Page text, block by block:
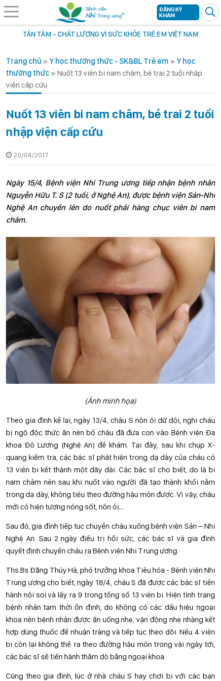
TẬN TÂM - CHẤT LƯỢNG VÌ SỨC KHỎE TRẺ EM VIỆT NAM
ĐĂNG KÝ
KHÁM
Trang chủ » Y học thường thức - SK&BL Trẻ em » Y học
thường thức » Nuốt 13 viên bi nam châm, bé trai 2 tuổi nhập
viện cấp cứu
Nuốt 13 viên bi nam châm, bé trai 2 tuổi
nhập viện cấp cứu
20/04/2017
Ngày 15/4, Bệnh viện Nhi Trung ương tiếp nhận bệnh nhân
Nguyễn Hữu T. S (2 tuổi, ở Nghệ An), được bệnh viện Sản-Nhi
Nghệ An chuyển lên do nuốt phải hàng chục viên bi nam
châm.
(Ảnh minh họa)
Theo gia đình kể lại, ngày 13/4, cháu S nôn ói dữ dội, nghi cháu
bị ngộ độc thức ăn nên bố cháu đã đưa con vào Bệnh viện Đa
khoa Đô Lương (Nghệ An) để khám. Tại đây, sau khi chụp X-
quang kiểm tra, các bác sĩ phát hiện trong dạ dày của cháu có
13 viên bi kết thành một dãy dài. Các bác sĩ cho biết, do là bi
nam châm nên sau khi nuốt vào người đã tạo thành khối nằm
trong dạ dày, không tiêu theo đường hậu môn được. Vì vậy, cháu
mới có hiện tượng nóng sốt, nôn ói…
Sau đó, gia đình tiếp tục chuyển cháu xuống bệnh viện Sản – Nhi
Nghệ An. Sau 2 ngày điều trị hồi sức, các bác sĩ và gia đình
quyết định chuyển cháu ra Bệnh viện Nhi Trung ương.
Ths.Bs Đặng Thúy Hà, phó trưởng khoa Tiêu hóa - Bệnh viện Nhi
Trung ương cho biết, ngày 18/4, cháu S đã được các bác sĩ tiến
hành nội soi và lấy ra 9 trong tổng số 13 viên bi. Hiện tình trạng
bệnh nhân tạm thời ổn định, do không có các dấu hiệu ngoại
khoa nên bệnh nhân được ăn uống nhẹ, vận động nhẹ nhàng kết
hợp dùng thuốc để nhuận tràng và tiếp tục theo dõi. Nếu 4 viên
bi còn lại không thể ra theo đường hậu môn trong vài ngày tới,
các bác sĩ sẽ tiến hành thăm dò bằng ngoại khoa.
Cũng theo gia đình, lúc ở nhà cháu S hay chơi bi với các bạn